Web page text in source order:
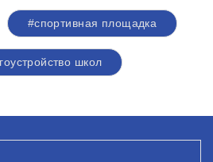
#спортивная площадка
школ